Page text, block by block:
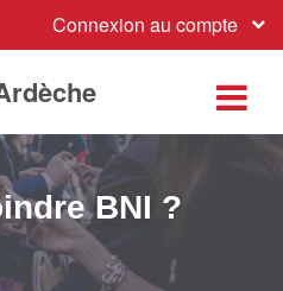
Connexion au compte
BNI ?